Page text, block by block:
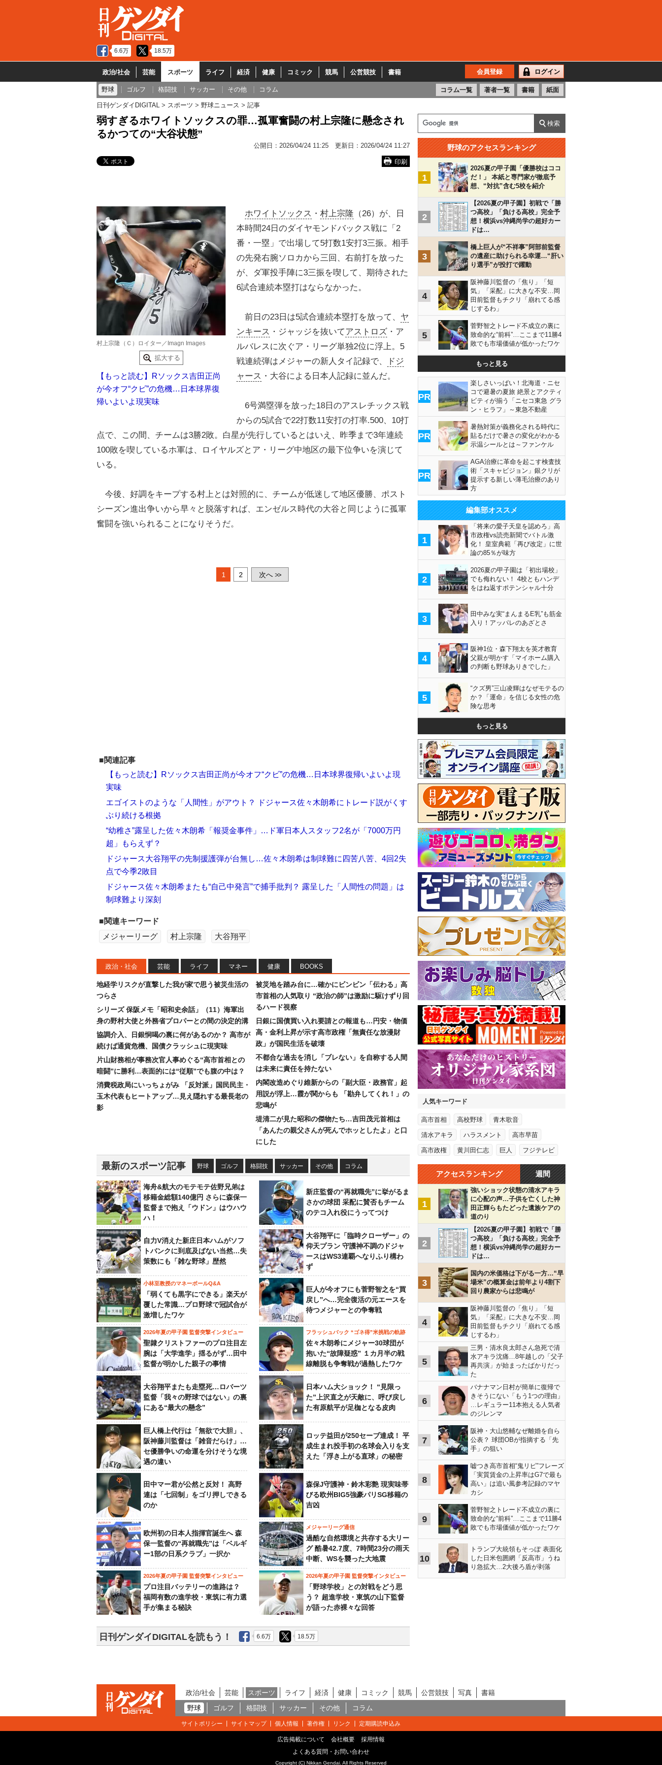
6.6万 18.5万
政治/社会 芸能 スポーツ ライフ 経済 健康 コミック 競馬 公営競技 書籍 会員登録 ログイン
野球 ゴルフ 格闘技 サッカー その他 コラム コラム一覧 著者一覧 書籍 紙面
日刊ゲンダイDIGITAL スポーツ 野球ニュース 記事
弱すぎるホワイトソックスの罪…孤軍奮闘の村上宗隆に懸念され
るかつての“大谷状態”
公開日： 2026/04/24 11:25 更新日： 2026/04/24 11:27
印刷
村上宗隆（Ｃ）ロイター／Imagn Images
拡大する
【もっと読む】Rソックス吉田正尚
が今オフ“クビ”の危機…日本球界復
帰いよいよ現実味
ホワイトソックス ・ 村上宗隆 （26）が、日
本時間24日のダイヤモンドバックス戦に「2
番・一塁」で出場して5打数1安打3三振。相手
の先発右腕ソロカから三回、右前打を放った
が、ダ軍投手陣に3三振を喫して、期待された
6試合連続本塁打はならなかった。
前日の23日は5試合連続本塁打を放って、 ヤ
ンキース ・ジャッジを抜いてアストロズ ・ア
ルバレスに次ぐア・リーグ単独2位に浮上。5
戦連続弾はメジャーの新人タイ記録で、
ドジ
ャース ・大谷による日本人記録に並んだ。
6号満塁弾を放った18日のアスレチックス戦
からの5試合で22打数11安打の打率.500、10打
点で、この間、チームは3勝2敗。白星が先行しているとはいえ、昨季まで3年連続
100敗を喫しているホ軍は、ロイヤルズとア・リーグ中地区の最下位争いを演じて
いる。
今後、好調をキープする村上とは対照的に、チームが低迷して地区優勝、ポスト
シーズン進出争いから早々と脱落すれば、エンゼルス時代の大谷と同じように孤軍
奮闘を強いられることになりそうだ。
1 2 次へ >>
■関連記事
【もっと読む】Rソックス吉田正尚が今オフ“クビ”の危機…日本球界復帰いよいよ現
実味
エゴイストのような「人間性」がアウト？ ドジャース佐々木朗希にトレード説がくす
ぶり続ける根拠
“幼稚さ”露呈した佐々木朗希「報奨金事件」…ド軍日本人スタッフ2名が「7000万円
超」もらえず？
ドジャース大谷翔平の先制援護弾が台無し…佐々木朗希は制球難に四苦八苦、4回2失
点で今季2敗目
ドジャース佐々木朗希またも“自己中発言”で捕手批判？ 露呈した「人間性の問題」は
制球難より深刻
■関連キーワード
メジャーリーグ
村上宗隆 大谷翔平
政治・社会 芸能 ライフ マネー 健康 BOOKS
地経学リスクが直撃した我が家で思う被災生活の
つらさ
シリーズ 保阪メモ「昭和史余話」（11）海軍出
身の野村大使と外務省プロパーとの間の決定的溝
協調介入、日銀恫喝の裏に何があるのか？ 高市が
続けば通貨危機、国債クラッシュに現実味
片山財務相が事務次官人事めぐる“高市首相との
暗闘”に勝利…表面的には“従順”でも腹の中は？
消費税政局にいっちょがみ 「反対派」国民民主・
玉木代表もヒートアップ…見え隠れする最長老の
影
被災地を踏み台に…確かにビンビン「伝わる」高
市首相の人気取り “政治の師”は激励に駆けずり回
るハード視察
日銀に国債買い入れ要請との報道も…円安・物価
高・金利上昇が示す高市政権「無責任な放漫財
政」が国民生活を破壊
不都合な過去を消し「ブレない」を自称する人間
は未来に責任を持たない
内閣改造めぐり維新からの「副大臣・政務官」起
用説が浮上…霞が関からも 「勘弁してくれ！」の
悲鳴が
堤清二が見た昭和の傑物たち…吉田茂元首相は
「あんたの親父さんが死んでホッとしたよ」と口
にした
最新のスポーツ記事 野球 ゴルフ 格闘技 サッカー その他 コラム
海舟&航大のモテモテ佐野兄弟は
移籍金総額140億円 さらに森保一
監督まで抱え「ウドン」はウハウ
ハ！
新庄監督の“再就職先”に挙がるま
さかの球団 采配に賛否もチーム
のテコ入れ役にうってつけ
自力V消えた新庄日本ハムがソフ
トバンクに到底及ばない当然…失
策数にも「雑な野球」歴然
大谷翔平に「臨時クローザー」の
仰天プラン 守護神不調のドジャ
ースはWS3連覇へなりふり構わ
ず
小林至教授のマネーボールQ&A
「弱くても黒字にできる」楽天が
覆した常識…プロ野球で冠試合が
激増したワケ
巨人が今オフにも菅野智之を“買
戻し”へ…完全復活の元エースを
待つメジャーとの争奪戦
2026年夏の甲子園 監督突撃インタビュー
聖隷クリストファーのプロ注目左
腕は「大学進学」揺るがず…田中
監督が明かした親子の事情
フラッシュバック “ゴネ得”米挑戦の軌跡
佐々木朗希にメジャー30球団が
抱いた“故障疑惑” １カ月半の戦
線離脱も争奪戦が過熱したワケ
大谷翔平またも走塁死…ロバーツ
監督「我々の野球ではない」の裏
にある“最大の懸念”
日本ハム大ショック！ “見限っ
た”上沢直之が天敵に、呼び戻し
た有原航平が足枷となる皮肉
巨人橋上代行は「無欲で大胆」、
阪神藤川監督は「雑音だらけ」…
セ優勝争いの命運を分けそうな境
遇の違い
ロッテ益田が250セーブ達成！ 平
成生まれ投手初の名球会入りを支
えた「浮き上がる直球」の秘密
田中マー君が公然と反対！ 高野
連は「七回制」をゴリ押しできる
のか
森保J守護神・鈴木彩艶 現実味帯
びる欧州BIG5強豪パリSG移籍の
吉凶
欧州初の日本人指揮官誕生へ 森
保一監督の“再就職先”は「ベルギ
ー1部の日系クラブ」一択か
メジャーリーグ通信
過酷な自然環境と共存する大リー
グ 酷暑42.7度、7時間23分の雨天
中断、WSを襲った大地震
2026年夏の甲子園 監督突撃インタビュー
プロ注目バッテリーの進路は？
福岡有数の進学校・東筑に有力選
手が集まる秘訣
2026年夏の甲子園 監督突撃インタビュー
「野球学校」との対戦をどう思
う？ 超進学校・東筑の山下監督
が語った赤裸々な回答
日刊ゲンダイDIGITALを読もう！ 6.6万 18.5万
野球のアクセスランキング
1
2026夏の甲子園「優勝校はココ
だ！」 本紙と専門家が徹底予
想、“対抗”含む5校を紹介
2
【2026夏の甲子園】初戦で「勝
つ高校」「負ける高校」完全予
想！横浜vs沖縄尚学の超好カー
ドは…
3
橋上巨人が“不祥事”阿部前監督
の遺産に助けられる幸運…“肝い
り選手”が投打で躍動
4
阪神藤川監督の「焦り」「短
気」「采配」に大きな不安…岡
田前監督もチクリ「崩れてる感
じするわ」
5
菅野智之トレード不成立の裏に
致命的な“前科”…ここまで11勝4
敗でも市場価値が低かったワケ
もっと見る
PR
楽しさいっぱい！北海道・ニセ
コで避暑の夏旅 絶景とアクティ
ビティが揃う「ニセコ東急 グラ
ン・ヒラフ」～東急不動産
PR
暑熱対策が義務化される時代に
貼るだけで暑さの変化がわかる
示温シールとは～ファンケル
PR
AGA治療に革命を起こす検査技
術「スキャビジョン」銀クリが
提示する新しい薄毛治療のあり
方
編集部オススメ
1
「将来の愛子天皇を認めろ」高
市政権vs読売新聞でバトル激
化！ 皇室典範「再び改定」に世
論の85％が味方
2
2026夏の甲子園は「初出場校」
でも侮れない！ 4校ともハンデ
をはね返すポテンシャル十分
3
田中みな実“まんまるE乳”も筋金
入り！アッパレのあざとさ
4
阪神1位・森下翔太を英才教育
父親が明かす「マイホーム購入
の判断も野球ありきでした」
5
“クズ男”三山凌輝はなぜモテるの
か？「運命」を信じる女性の危
険な思考
もっと見る
人気キーワード
高市首相 高校野球 青木歌音
清水アキラ ハラスメント 高市早苗
高市政権 黄川田仁志 巨人 フジテレビ
アクセスランキング 週間
1
強いショック状態の清水アキラ
に心配の声…子供を亡くした神
田正輝らもたどった遺族ケアの
道のり
2
【2026夏の甲子園】初戦で「勝
つ高校」「負ける高校」完全予
想！横浜vs沖縄尚学の超好カー
ドは…
3
国内の米価格は下がる一方…“早
場米”の概算金は前年より4割下
回り農家からは悲鳴が
4
阪神藤川監督の「焦り」「短
気」「采配」に大きな不安…岡
田前監督もチクリ「崩れてる感
じするわ」
5
三男・清水良太郎さん急死で清
水アキラ沈痛…8年越しの「父子
再共演」が始まったばかりだっ
た
6
バナナマン日村が簡単に復帰で
きそうにない「もう1つの理由」
…レギュラー11本抱える人気者
のジレンマ
7
阪神・大山悠輔なぜ離婚を自ら
公表？ 球団OBが指摘する「先
手」の狙い
8
嘘つき高市首相“鬼リピ”フレーズ
「実質賃金の上昇率はG7で最も
高い」は追い風参考記録のマヤ
カシ
9
菅野智之トレード不成立の裏に
致命的な“前科”…ここまで11勝4
敗でも市場価値が低かったワケ
10
トランプ大統領もそっぽ 表面化
した日米包囲網「反高市」うね
り急拡大…2大後ろ盾が剥落
政治/社会 芸能 スポーツ ライフ 経済 健康 コミック 競馬 公営競技 写真
書籍
野球
ゴルフ 格闘技 サッカー その他 コラム
サイトポリシー サイトマップ 個人情報 著作権 リンク 定期購読申込み
広告掲載について 会社概要
採用情報
よくある質問・お問い合わせ
Copyright (C) Nikkan Gendai. All Rights Reserved